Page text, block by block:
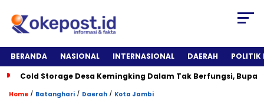
BERANDA NASIONAL INTERNASIONAL DAERAH
POLITIK
Cold Storage Desa Kemingking Dalam Tak Berfungsi,
Home / Batanghari / Daerah / Kota Jambi